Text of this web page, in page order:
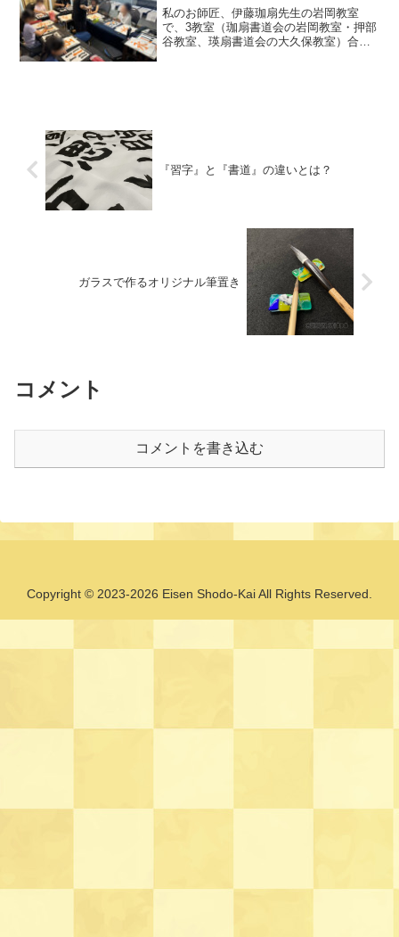
私のお師匠、伊藤珈扇先生の岩岡教室
で、3教室（珈扇書道会の岩岡教室・押部
谷教室、瑛扇書道会の大久保教室）合同
『習字』と『書道』の違いとは？
ガラスで作るオリジナル筆置き
コメント
コメントを書き込む
Copyright © 2023-2026 Eisen Shodo-Kai All Rights Reserved.